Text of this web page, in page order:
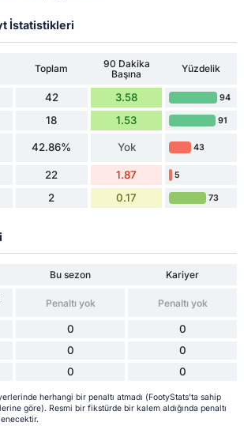
İstatistikleri
Toplam
90 Dakika
Başına
Yüzdelik
42 3.58 94
18 1.53 91
42.86% Yok 43
22 1.87 5
2 0.17 73
Bu sezon
Kariyer
Penaltı yok Penaltı yok
0 0
0 0
0 0
herhangi bir penaltı atmadı (FootyStats'ta sahip
göre). Resmi bir fikstürde bir kalem aldığında penaltı